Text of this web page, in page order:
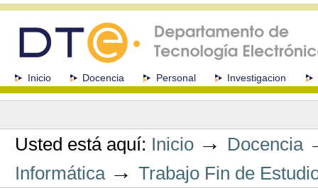
navegación
SeccionesInicio Docencia Personal Investigacion
Herramientas
Usted está aquí: Inicio → Docencia
Informática →Trabajo Fin de